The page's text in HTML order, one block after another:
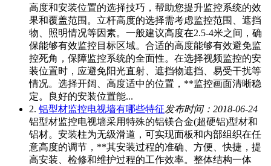
高度和安装位置的选择技巧，帮助您提升监控系统的效
果和覆盖范围。立杆高度的选择需考虑监控范围、遮挡
物、照明情况等因素。一般建议高度在2.5-4米之间，确
保能够有效监控目标区域。合适的高度能够有效避免监
控死角，保障监控系统的全面性。在选择视频监控的安
装位置时，应避免阳光直射、遮挡物遮挡、易受干扰等
情况。选择开阔、高度适中的位置，**监控画面清晰稳
定。良好的安装位置能...
2. 铝型材监控电视墙有哪些特征发布时间：2018-06-24
铝型材监控电视墙采用特殊的铝镁合金(超硬铝)型材和
铝材。安装柱为无级滑道，可实现面板和内部组织在任
意高度的调节，**其安装过程的准确、方便、快捷，提
高安装、检修和维护过程的工作效率。整体结构一体